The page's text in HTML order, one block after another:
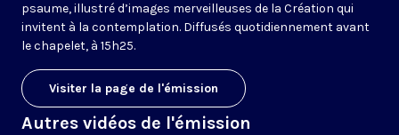
psaume, illustré d’images merveilleuses de la Création qui
invitent à la contemplation. Diffusés quotidiennement avant
le chapelet, à 15h25.
Visiter la page de l'émission
Autres vidéos de l'émission